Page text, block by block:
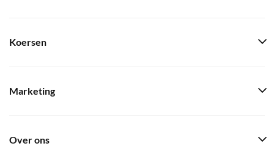
Koersen
Marketing
Over ons